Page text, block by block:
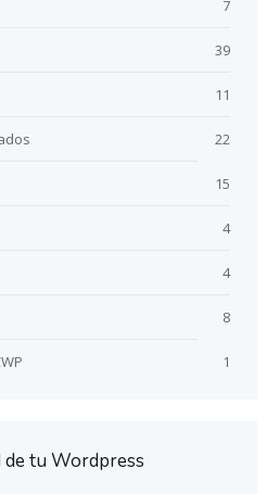
7
39
11
22
15
4
4
8
1
de tu Wordpress